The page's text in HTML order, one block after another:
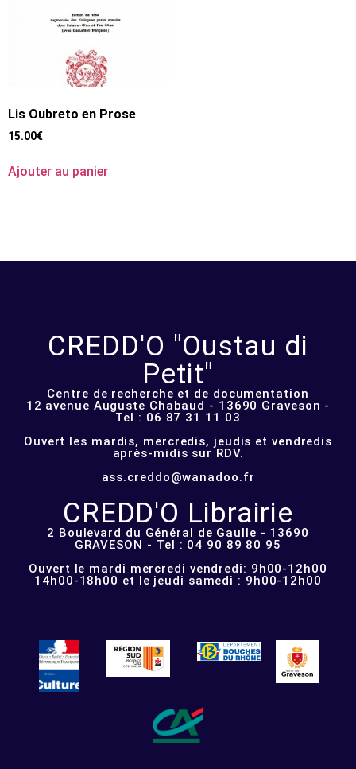
Lis Oubreto en Prose
15.00€
Ajouter au panier
CREDD'O "Oustau di
Petit"
Centre de recherche et de documentation
12 avenue Auguste Chabaud - 13690 Graveson -
Tel : 06 87 31 11 03
Ouvert les mardis, mercredis, jeudis et vendredis
après-midis sur RDV.
ass.creddo@wanadoo.fr
CREDD'O Librairie
2 Boulevard du Général de Gaulle - 13690
GRAVESON - Tel : 04 90 89 80 95
Ouvert le mardi mercredi vendredi: 9h00-12h00
14h00-18h00 et le jeudi samedi : 9h00-12h00